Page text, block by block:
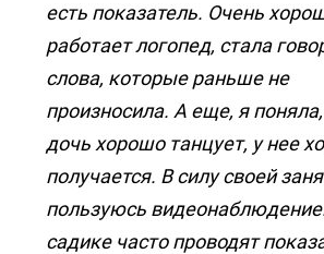
есть показатель. Очень
работает логопед, стала
слова, которые раньше не
произносила. А еще, я
дочь хорошо танцует, у нее
получается. В силу своей
пользуюсь
садике часто проводят